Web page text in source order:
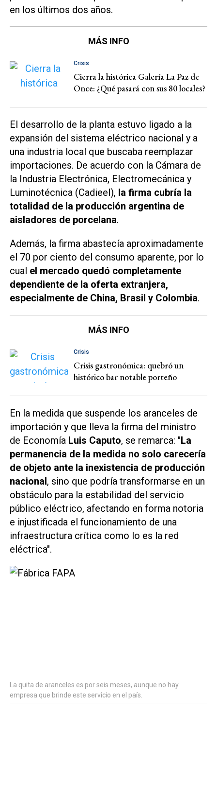
en los últimos dos años.
MÁS INFO
Crisis
Cierra la histórica Galería La Paz de
Once: ¿Qué pasará con sus 80 locales?
El desarrollo de la planta estuvo ligado a la
expansión del sistema eléctrico nacional y a
una industria local que buscaba reemplazar
importaciones. De acuerdo con la Cámara de
la Industria Electrónica, Electromecánica y
Luminotécnica (Cadieel), la firma cubría la
totalidad de la producción argentina de
aisladores de porcelana.
Además, la firma abastecía aproximadamente
el 70 por ciento del consumo aparente, por lo
cual el mercado quedó completamente
dependiente de la oferta extranjera,
especialmente de China, Brasil y Colombia.
MÁS INFO
Crisis
Crisis gastronómica: quebró un
histórico bar notable porteño
En la medida que suspende los aranceles de
importación y que lleva la firma del ministro
de Economía Luis Caputo, se remarca: "La
permanencia de la medida no solo carecería
de objeto ante la inexistencia de producción
nacional, sino que podría transformarse en un
obstáculo para la estabilidad del servicio
público eléctrico, afectando en forma notoria
e injustificada el funcionamiento de una
infraestructura crítica como lo es la red
eléctrica".
La quita de aranceles es por seis meses, aunque no hay
empresa que brinde este servicio en el país.